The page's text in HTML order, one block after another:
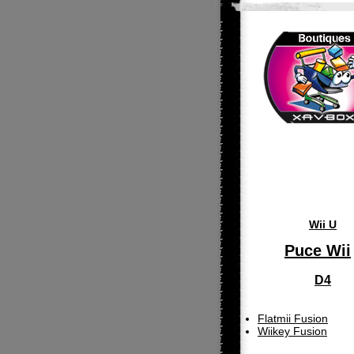
Wii U
Puce Wii
D4
Flatmii Fusion
Wiikey Fusion